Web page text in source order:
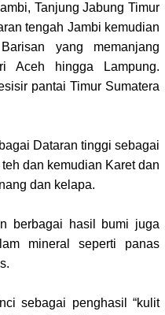
Tanjung Jabung Timur
tengah Jambi kemudian
yang memanjang
Aceh hingga Lampung.
pantai Timur Sumatera
Dataran tinggi sebagai
dan kemudian Karet dan
dan kelapa.
berbagai hasil bumi juga
mineral seperti panas
sebagai penghasil “kulit